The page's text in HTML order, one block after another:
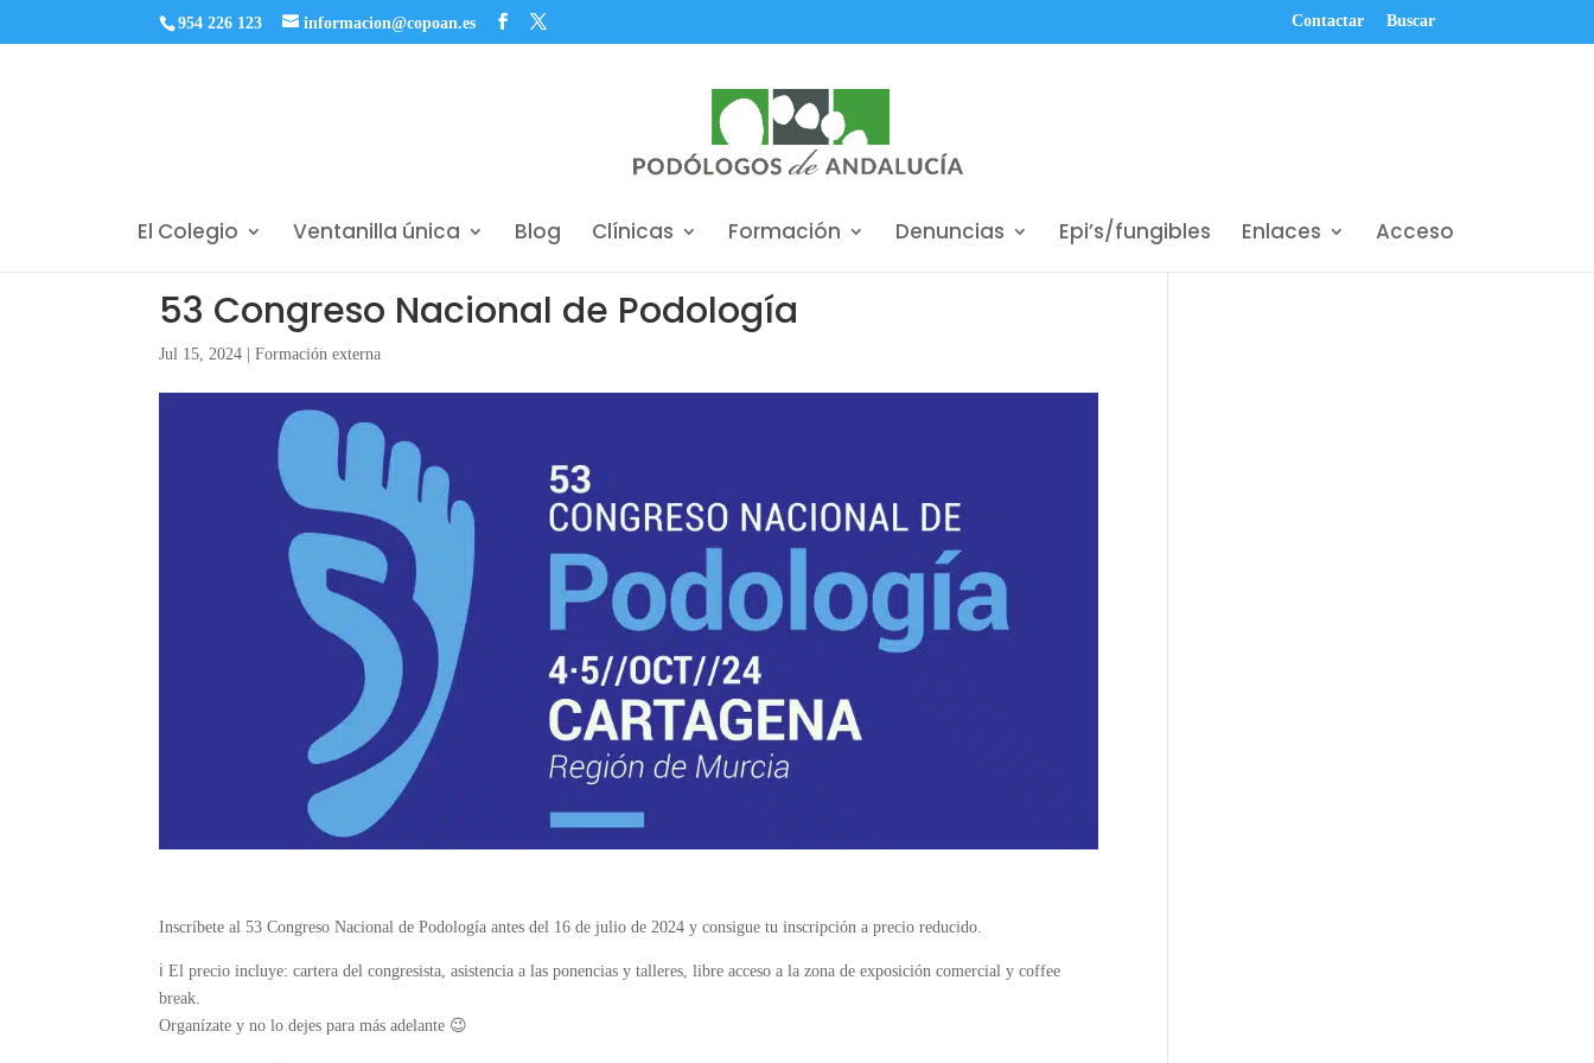
954 226 123 informacion@copoan.es Contactar Buscar
El Colegio Ventanilla única Blog Clínicas Formación Denuncias Epi’s/fungibles Enlaces Acceso
53 Congreso Nacional de Podología
Jul 15, 2024 |Formación externa
Inscríbete al 53 Congreso Nacional de Podología antes del 16 de julio de 2024 y consigue tu inscripción a precio reducido.
ℹ️ El precio incluye: cartera del congresista, asistencia a las ponencias y talleres, libre acceso a la zona de exposición comercial y coffee
break.
Organízate y no lo dejes para más adelante 😉